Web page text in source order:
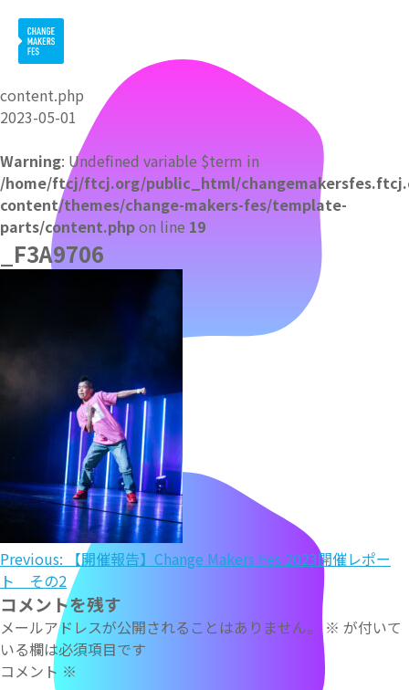
content.php
2023-05-01
Warning: Undefined variable $term in
/home/ftcj/ftcj.org/public_html/
content/themes/change-makers-fes/template-
parts/content.phpon line 19
_F3A9706
投
稿
ナ
ビ
Previous:
【開催報告】Change Makers Fes 2023開催レポー
ト その2
コメントを残す
メールアドレスが公開されることはありません。 ※ が付いて
いる欄は必須項目です
コメント ※